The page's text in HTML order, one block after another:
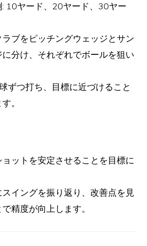
: 10ヤード、20ヤード、30ヤー
ブをピッチングウェッジとサン
に分け、それぞれでボールを狙い
ずつ打ち、目標に近づけること
。
ットを安定させることを目標に
イングを振り返り、改善点を見
精度が向上します。